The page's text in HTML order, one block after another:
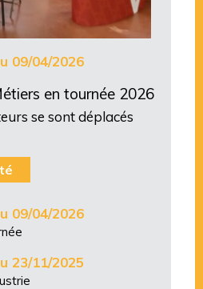
09/04/2026
en tournée 2026
se sont déplacés
09/04/2026
23/11/2025